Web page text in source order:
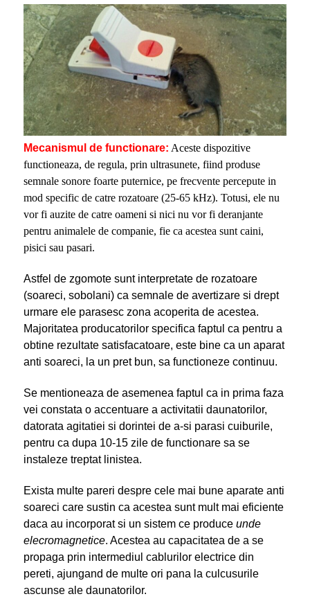
Mecanismul de functionare: Aceste dispozitive
functioneaza, de regula, prin ultrasunete, fiind produse
semnale sonore foarte puternice, pe frecvente percepute in
mod specific de catre rozatoare (25-65 kHz). Totusi, ele nu
vor fi auzite de catre oameni si nici nu vor fi deranjante
pentru animalele de companie, fie ca acestea sunt caini,
pisici sau pasari.
Astfel de zgomote sunt interpretate de rozatoare
(soareci, sobolani) ca semnale de avertizare si drept
urmare ele parasesc zona acoperita de acestea.
Majoritatea producatorilor specifica faptul ca pentru a
obtine rezultate satisfacatoare, este bine ca un aparat
anti soareci, la un pret bun, sa functioneze continuu.
Se mentioneaza de asemenea faptul ca in prima faza
vei constata o accentuare a activitatii daunatorilor,
datorata agitatiei si dorintei de a-si parasi cuiburile,
pentru ca dupa 10-15 zile de functionare sa se
instaleze treptat linistea.
Exista multe pareri despre cele mai bune aparate anti
soareci care sustin ca acestea sunt mult mai eficiente
daca au incorporat si un sistem ce produce unde
elecromagnetice. Acestea au capacitatea de a se
propaga prin intermediul cablurilor electrice din
pereti, ajungand de multe ori pana la culcusurile
ascunse ale daunatorilor.